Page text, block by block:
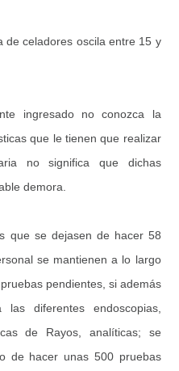
de celadores oscila entre 15 y
ingresado no conozca la
que le tienen que realizar
no significa que dichas
demora.
que se dejasen de hacer 58
se mantienen a lo largo
pendientes, si además
diferentes endoscopias,
de Rayos, analíticas; se
de hacer unas 500 pruebas